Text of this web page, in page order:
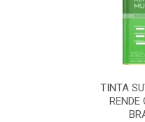
TINTA
RENDE